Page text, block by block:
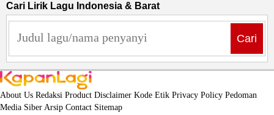
Cari Lirik Lagu Indonesia & Barat
Cari
About Us Redaksi Product Disclaimer Kode Etik Privacy Policy Pedoman
Media Siber Arsip Contact Sitemap